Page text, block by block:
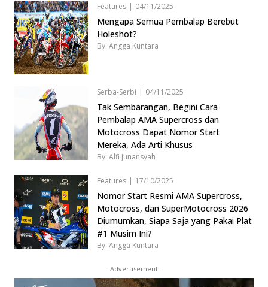
Features | 04/11/2025
Mengapa Semua Pembalap Berebut
Holeshot?
By: Angga Kuntara
Serba-Serbi | 04/11/2025
Tak Sembarangan, Begini Cara
Pembalap AMA Supercross dan
Motocross Dapat Nomor Start
Mereka, Ada Arti Khusus
By: Alfi Junansyah
Features | 17/10/2025
Nomor Start Resmi AMA Supercross,
Motocross, dan SuperMotocross 2026
Diumumkan, Siapa Saja yang Pakai Plat
#1 Musim Ini?
By: Angga Kuntara
- Advertisement -